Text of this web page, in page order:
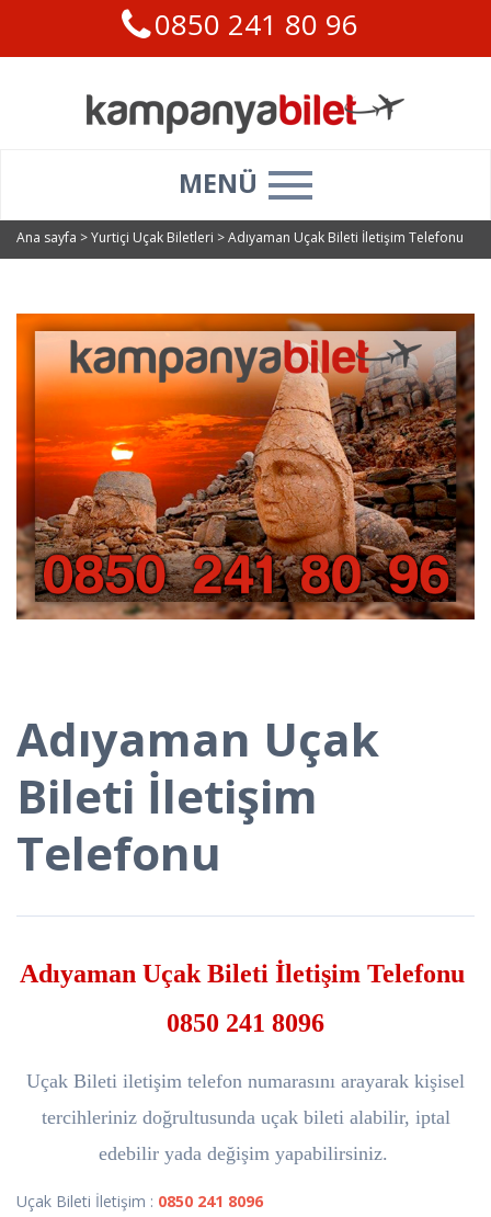
0850 241 80 96
MENÜ
Ana sayfa >Yurtiçi Uçak Biletleri >Adıyaman Uçak Bileti İletişim Telefonu
Adıyaman Uçak
Bileti İletişim
Telefonu
Adıyaman Uçak Bileti İletişim Telefonu
0850 241 8096
Uçak Bileti iletişim telefon numarasını arayarak kişisel
tercihleriniz doğrultusunda uçak bileti alabilir, iptal
edebilir yada değişim yapabilirsiniz.
Uçak Bileti İletişim : 0850 241 8096